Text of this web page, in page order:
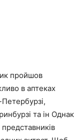
пройшов
в аптеках
Петербурзі,
та ін Однак